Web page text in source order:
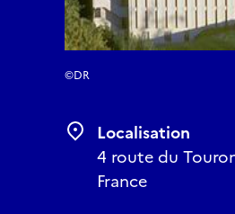
©DR
Localisation
4 route du
France